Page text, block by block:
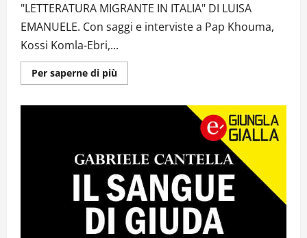
"LETTERATURA MIGRANTE IN ITALIA" DI LUISA
EMANUELE. Con saggi e interviste a Pap Khouma,
Kossi Komla-Ebri,...
Per saperne di piùUlteriori
informazioni
EMANUELE,
CON
SAGGI
E
INTERVISTE
CHE
RACCONTANO
LA
LETTERATURA